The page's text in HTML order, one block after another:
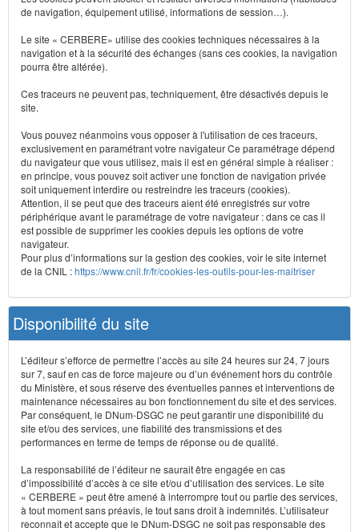
de navigation, équipement utilisé, informations de session…).
Le site « CERBERE» utilise des cookies techniques nécessaires à la
navigation et à la sécurité des échanges (sans ces cookies, la navigation
pourra être altérée).
Ces traceurs ne peuvent pas, techniquement, être désactivés depuis le
site.
Vous pouvez néanmoins vous opposer à l'utilisation de ces traceurs,
exclusivement en paramétrant votre navigateur Ce paramétrage dépend
du navigateur que vous utilisez, mais il est en général simple à réaliser :
en principe, vous pouvez soit activer une fonction de navigation privée
soit uniquement interdire ou restreindre les traceurs (cookies).
Attention, il se peut que des traceurs aient été enregistrés sur votre
périphérique avant le paramétrage de votre navigateur : dans ce cas il
est possible de supprimer les cookies depuis les options de votre
navigateur.
Pour plus d’informations sur la gestion des cookies, voir le site internet
de la CNIL :https://www.cnil.fr/fr/cookies-les-outils-pour-les-maitriser
Disponibilité du site
L’éditeur s’efforce de permettre l’accès au site 24 heures sur 24, 7 jours
sur 7, sauf en cas de force majeure ou d’un événement hors du contrôle
du Ministère, et sous réserve des éventuelles pannes et interventions de
maintenance nécessaires au bon fonctionnement du site et des services.
Par conséquent, le DNum-DSGC ne peut garantir une disponibilité du
site et/ou des services, une fiabilité des transmissions et des
performances en terme de temps de réponse ou de qualité.
La responsabilité de l’éditeur ne saurait être engagée en cas
d’impossibilité d’accès à ce site et/ou d’utilisation des services. Le site
« CERBERE » peut être amené à interrompre tout ou partie des services,
à tout moment sans préavis, le tout sans droit à indemnités. L’utilisateur
reconnaît et accepte que le DNum-DSGC ne soit pas responsable des